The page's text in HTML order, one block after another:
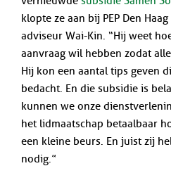
klopte ze aan bij PEP Den
adviseur Wai-Kin. “Hij weet
aanvraag wil hebben zodat
Hij kon een aantal tips geven
bedacht. En die subsidie is
kunnen we onze
het lidmaatschap betaalbaar
een kleine beurs. En juist zij
nodig.”